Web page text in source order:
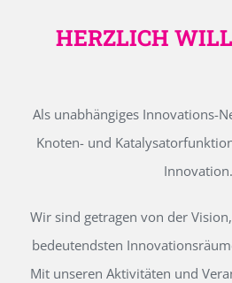
HERZLICH
Als unabhängiges Innovations-
Knoten- und
Innovation.
Wir sind getragen von der
bedeutendsten
Mit unseren Aktivitäten und